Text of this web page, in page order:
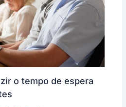
o tempo de espera